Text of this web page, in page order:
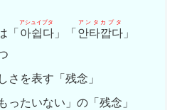
「아쉽다
アシュイプタ
」「안타깝다
アンタカプタ
」
さを表す「残念」
ったいない」の「残念」